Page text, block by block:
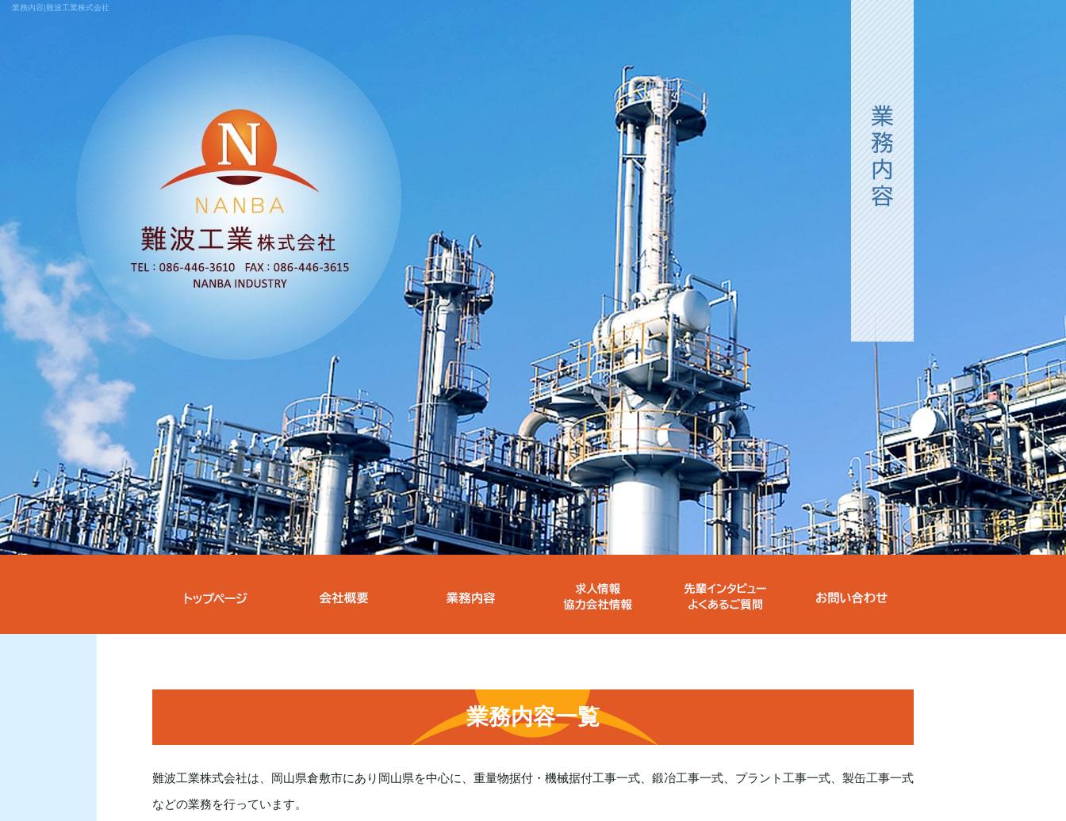
業務内容|難波工業株式会社
業務内容一覧
難波工業株式会社は、岡山県倉敷市にあり岡山県を中心に、重量物据付・機械据付工事一式、鍛冶工事一式、プラント工事一式、製缶工事一式
などの業務を行っています。